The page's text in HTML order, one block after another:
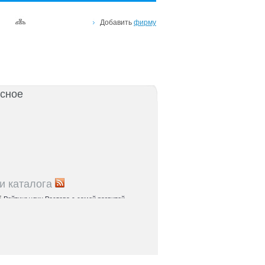
Добавить фирму
каталога
Рейтинг улиц Ростова с самой развитой